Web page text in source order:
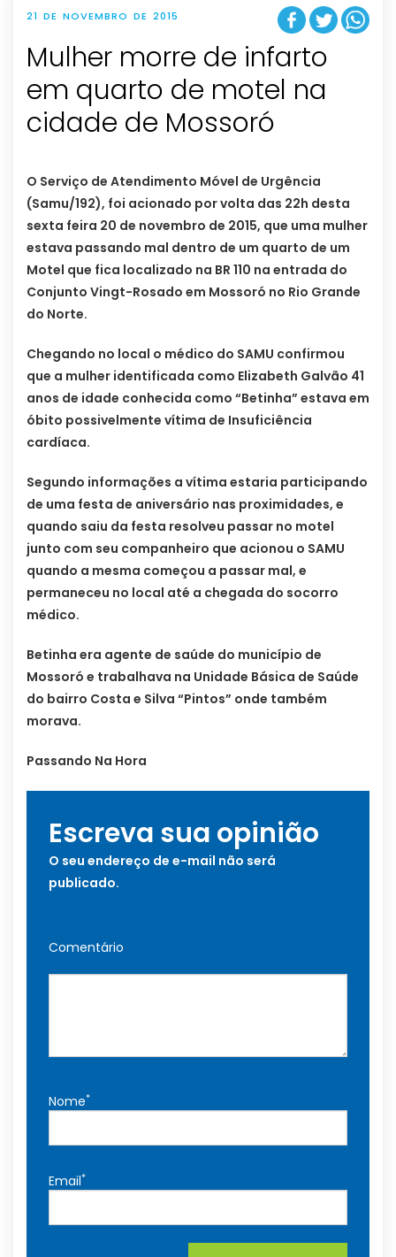
21 DE NOVEMBRO DE 2015
Mulher morre de infarto
em quarto de motel na
cidade de Mossoró
O Serviço de Atendimento Móvel de Urgência
(Samu/192), foi acionado por volta das 22h desta
sexta feira 20 de novembro de 2015, que uma mulher
estava passando mal dentro de um quarto de um
Motel que fica localizado na BR 110 na entrada do
Conjunto Vingt-Rosado em Mossoró no Rio Grande
do Norte.
Chegando no local o médico do SAMU confirmou
que a mulher identificada como Elizabeth Galvão 41
anos de idade conhecida como “Betinha” estava em
óbito possivelmente vítima de Insuficiência
cardíaca.
Segundo informações a vítima estaria participando
de uma festa de aniversário nas proximidades, e
quando saiu da festa resolveu passar no motel
junto com seu companheiro que acionou o SAMU
quando a mesma começou a passar mal, e
permaneceu no local até a chegada do socorro
médico.
Betinha era agente de saúde do município de
Mossoró e trabalhava na Unidade Básica de Saúde
do bairro Costa e Silva “Pintos” onde também
morava.
Passando Na Hora
Escreva sua opinião
O seu endereço de e-mail não será
publicado.
Comentário
Nome*
Email*